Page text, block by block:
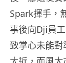
Spark揮手，
事後向Dji員
致掌心未能